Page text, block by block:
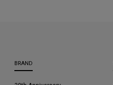
BRAND